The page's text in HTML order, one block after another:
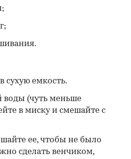
сухую емкость.
воды (чуть меньше
в миску и смешайте с
ее, чтобы не было
сделать венчиком,